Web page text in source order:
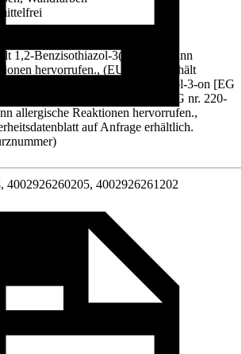
(EUH-Sätze)
1,2-Benzisothiazol-3(2H)-on. Kann
hervorrufen., (EUH208) Enthält
aus: 5-Chlor-2-methyl-2H-isothiazol-3-on [EG
2-Methyl-2H-isothiazol-3-on [EG nr. 220-
allergische Reaktionen hervorrufen.,
auf Anfrage erhältlich.
4002926260205, 4002926261202